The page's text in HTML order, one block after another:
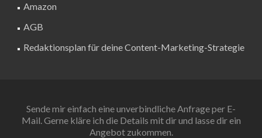
Amazon
AGB
Redaktionsplan für deine Content-Marketing-Strategie
Sende mir einfach eine unverbindliche Anfrage per E-
Mail. Gerne kläre ich die Details mit dir und lasse dir ein
Angebot zukommen.